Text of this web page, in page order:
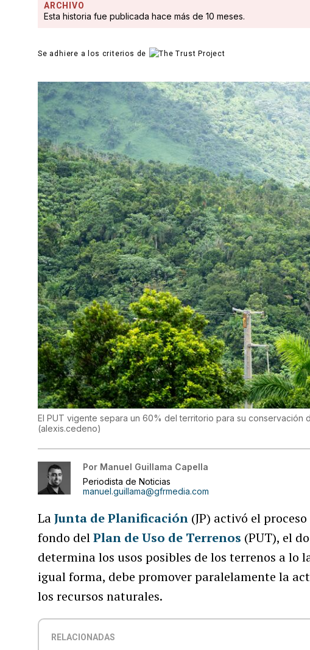
ARCHIVO
Esta historia fue publicada hace más de 10 meses.
Se adhiere a los criterios de
El PUT vigente separa un 60% del territorio para su
(alexis.cedeno)
Por Manuel Guillama Capella
Periodista de Noticias
manuel.guillama@gfrmedia.com
LaJunta de Planificación (JP) activó el
fondo delPlan de Uso de Terrenos (PUT), el
determina los usos posibles de los terrenos a lo
igual forma, debe promover paralelamente la
los recursos naturales.
RELACIONADAS